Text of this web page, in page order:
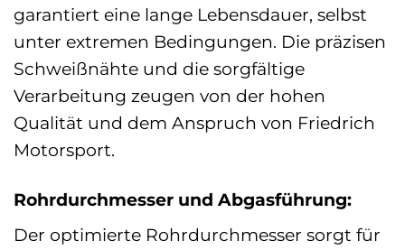
garantiert eine lange Lebensdauer, selbst
unter extremen Bedingungen. Die präzisen
Schweißnähte und die sorgfältige
Verarbeitung zeugen von der hohen
Qualität und dem Anspruch von Friedrich
Motorsport.
Rohrdurchmesser und Abgasführung:
Der optimierte Rohrdurchmesser sorgt für